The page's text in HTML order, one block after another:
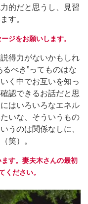
的だと思うし、見習
す。
ジをお願いします。
得力がないかもしれ
べき”ってものはな
く中でお互いを知っ
認できるお話だと思
はいろいろなエネル
いな、そういうもの
うのは関係なしに、
笑）。
す。妻夫木さんの最初
ください。